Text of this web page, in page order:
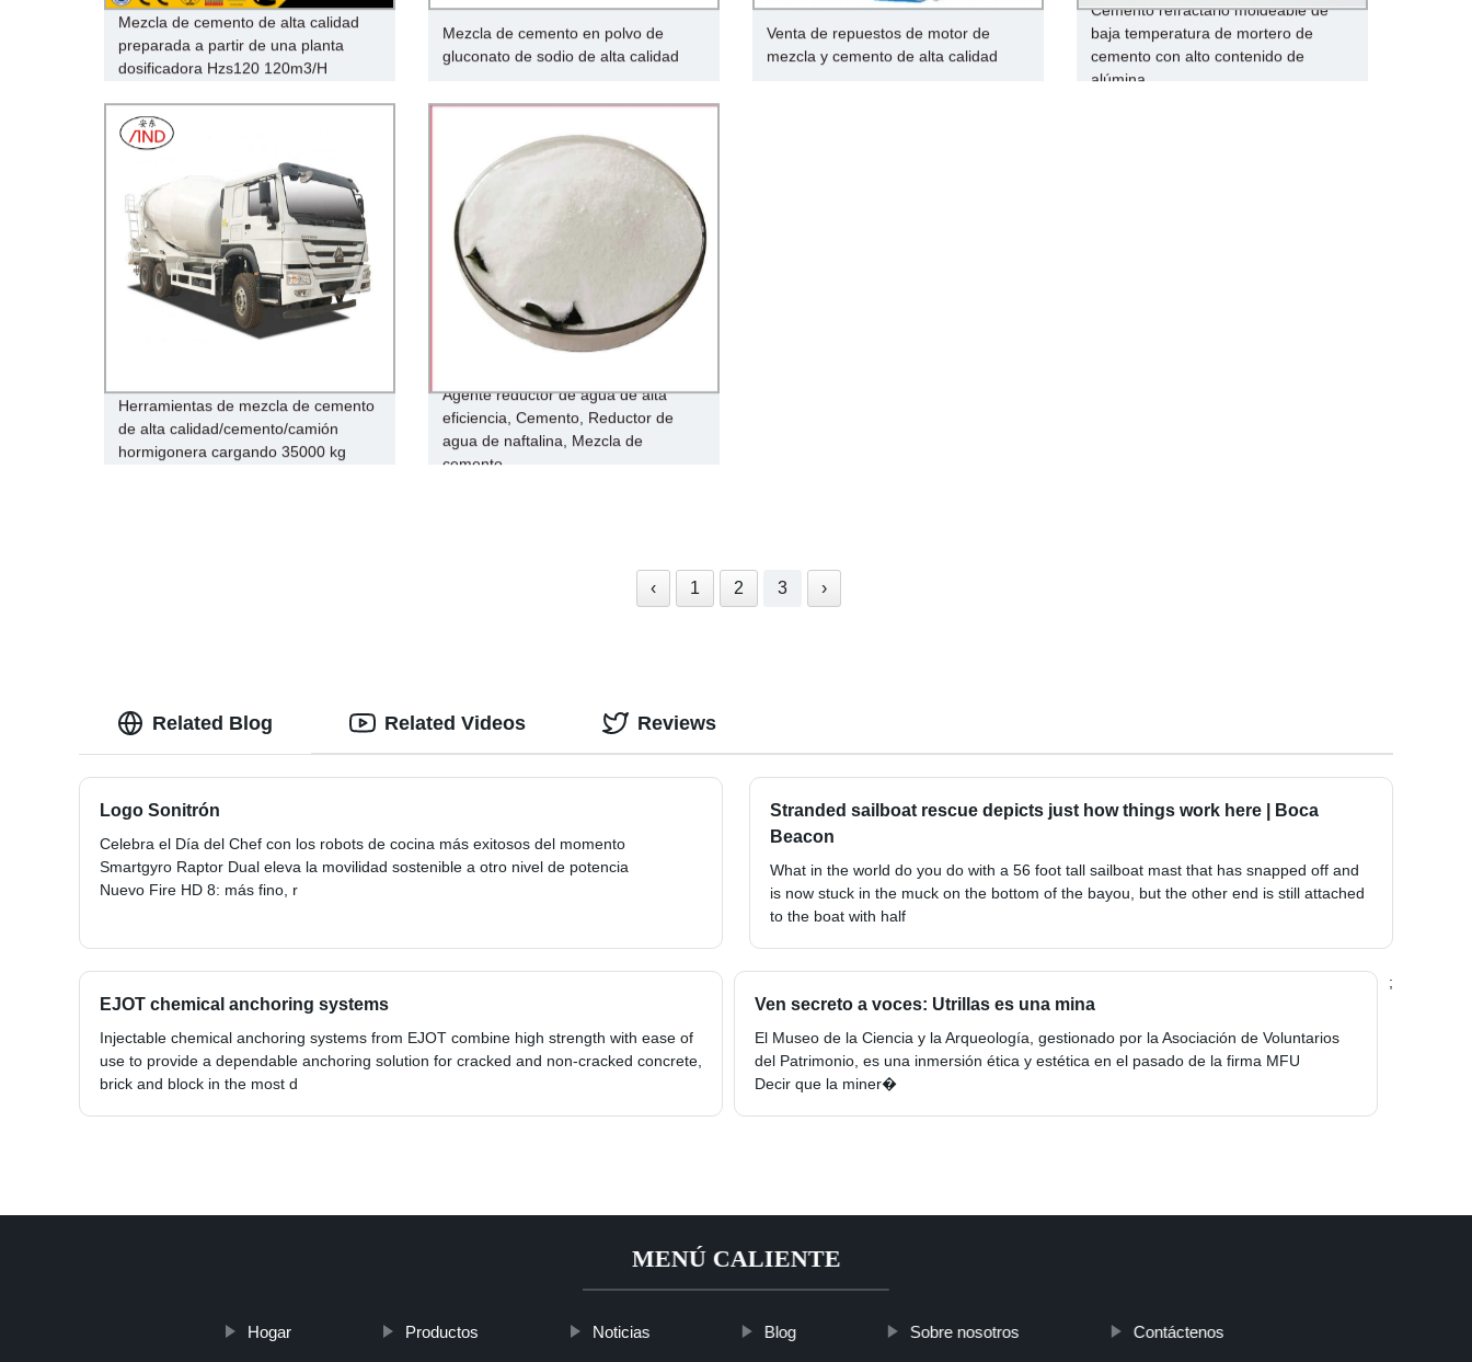
Mezcla de cemento de alta calidad
preparada a partir de una planta
dosificadora Hzs120 120m3/H
Mezcla de cemento en polvo de
gluconato de sodio de alta calidad
Venta de repuestos de motor de
mezcla y cemento de alta calidad
Cemento refractario moldeable de
baja temperatura de mortero de
cemento con alto contenido de
alúmina
Herramientas de mezcla de cemento
de alta calidad/cemento/camión
hormigonera cargando 35000 kg
Agente reductor de agua de alta
eficiencia, Cemento, Reductor de
agua de naftalina, Mezcla de
cemento
‹ 1 2 3 ›
Related Blog
Logo Sonitrón
Celebra el Día del Chef con los robots de cocina más exitosos del momento
Smartgyro Raptor Dual eleva la movilidad sostenible a otro nivel de potencia
Nuevo Fire HD 8: más fino, r
Stranded sailboat rescue depicts just how things work here | Boca
Beacon
What in the world do you do with a 56 foot tall sailboat mast that has snapped off and
is now stuck in the muck on the bottom of the bayou, but the other end is still attached
to the boat with half
EJOT chemical anchoring systems
Injectable chemical anchoring systems from EJOT combine high strength with ease of
use to provide a dependable anchoring solution for cracked and non-cracked concrete,
brick and block in the most d
Ven secreto a voces: Utrillas es una mina
El Museo de la Ciencia y la Arqueología, gestionado por la Asociación de Voluntarios
del Patrimonio, es una inmersión ética y estética en el pasado de la firma MFU
Decir que la miner�
;
Related Videos Reviews
MENÚ CALIENTE
Hogar Productos Noticias Blog Sobre nosotros Contáctenos